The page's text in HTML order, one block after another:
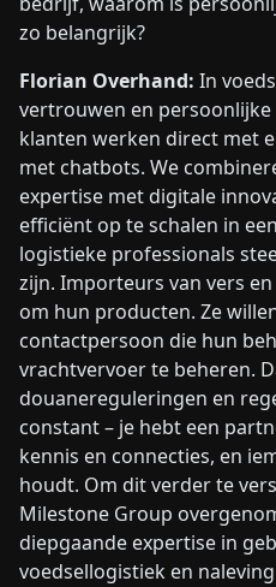
zo belangrijk?
Florian Overhand: In
vertrouwen en persoonlijke
klanten werken direct met
met chatbots. We
expertise met digitale
efficiënt op te schalen in
logistieke professionals
zijn. Importeurs van vers
om hun producten. Ze
contactpersoon die hun
vrachtvervoer te beheren.
douanereguleringen en
constant – je hebt een
kennis en connecties, en
houdt. Om dit verder te
Milestone Group
diepgaande expertise in
voedsellogistiek en